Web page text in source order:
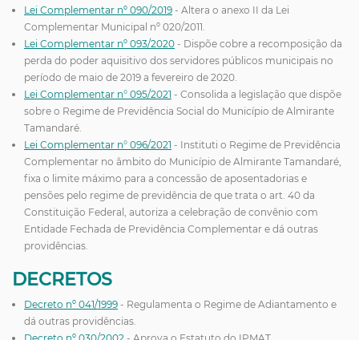
Lei Complementar nº 090/2019 - Altera o anexo II da Lei
Complementar Municipal nº 020/2011.
Lei Complementar nº 093/2020 - Dispõe cobre a recomposição da
perda do poder aquisitivo dos servidores públicos municipais no
período de maio de 2019 a fevereiro de 2020.
Lei Complementar n° 095/2021 - Consolida a legislação que dispõe
sobre o Regime de Previdência Social do Município de Almirante
Tamandaré.
Lei Complementar n° 096/2021 - Instituti o Regime de Previdência
Complementar no âmbito do Município de Almirante Tamandaré,
fixa o limite máximo para a concessão de aposentadorias e
pensões pelo regime de previdência de que trata o art. 40 da
Constituição Federal, autoriza a celebração de convênio com
Entidade Fechada de Previdência Complementar e dá outras
providências.
DECRETOS
Decreto nº 041/1999 - Regulamenta o Regime de Adiantamento e
dá outras providências.